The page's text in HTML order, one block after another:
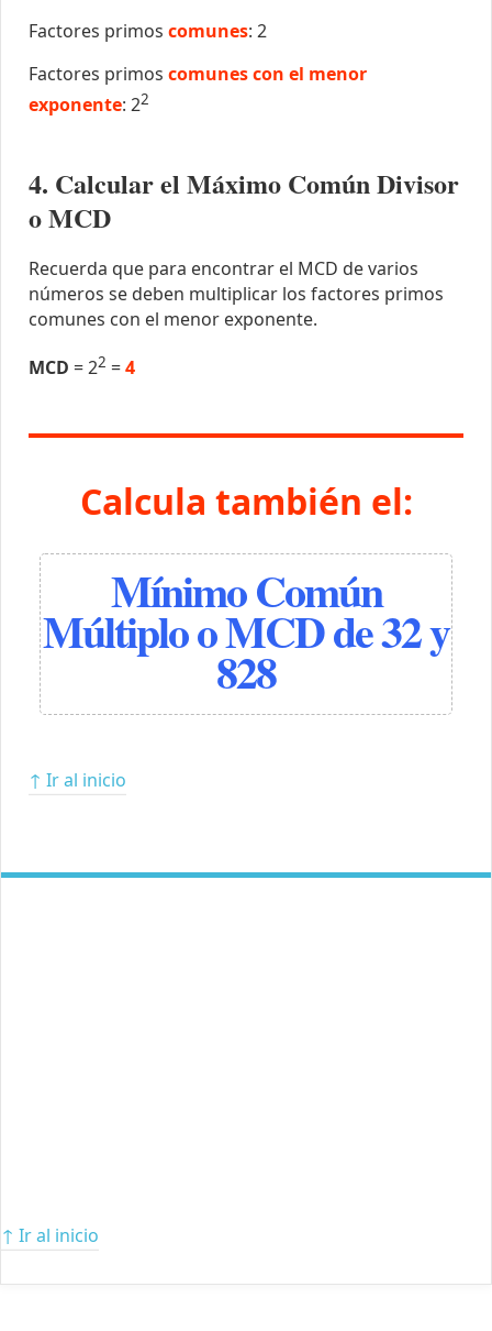
Factores primos comunes: 2
Factores primos comunes con el menor
exponente: 22
4. Calcular el Máximo Común Divisor
o MCD
Recuerda que para encontrar el MCD de varios
números se deben multiplicar los factores primos
comunes con el menor exponente.
MCD = 22 =4
Calcula también el:
Mínimo Común
Múltiplo o MCD de 32 y
828
↑ Ir al inicio
↑ Ir al inicio